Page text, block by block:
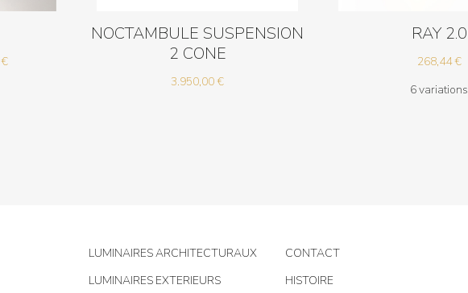
€Plage
NOCTAMBULE SUSPENSION
2 CONE
3.950,00€
RAY 2.0
268,44€
6 variations
LUMINAIRES ARCHITECTURAUX CONTACT
LUMINAIRES EXTERIEURS
HISTOIRE